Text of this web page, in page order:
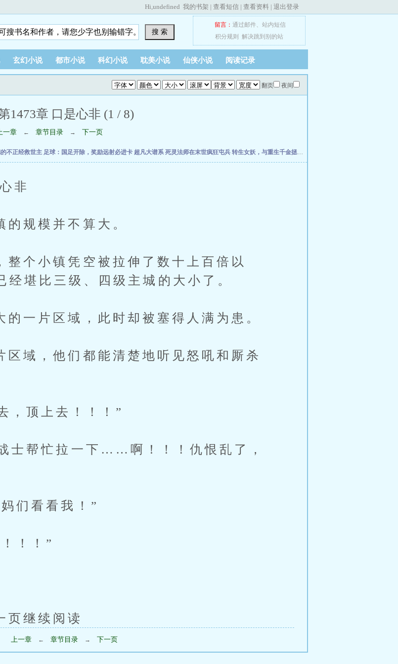
Hi,undefined 我的书架 | 查看短信 | 查看资料 | 退出登录
搜 索
留言： 通过邮件、 站内短信
积分规则
解决跳到别的站
玄幻小说 都市小说 科幻小说 耽美小说 仙侠小说 阅读记录
翻页 夜间
1473章 口是心非 (1 / 8)
一章 ← 章节目录 → 下一页
不正经救世主 足球：国足开除，奖励远射必进卡 超凡大谱系 死灵法师在末世疯狂屯兵 转生女妖，与重生千金拯救世界
非
模并不算大。
小镇凭空被拉伸了数十上百倍以
经堪比三级、四级主城的大小了。
片区域，此时却被塞得人满为患。
，他们都能清楚地听见怒吼和厮杀
顶上去！！！”
忙拉一下……啊！！！仇恨乱了，
看看我！”
！！”
继续阅读
上一章 ← 章节目录 → 下一页